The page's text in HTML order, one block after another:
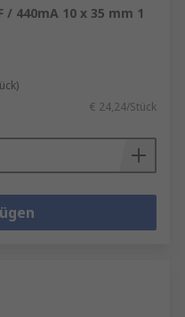
440mA 10 x 35 mm 1
€ 24,24/Stück